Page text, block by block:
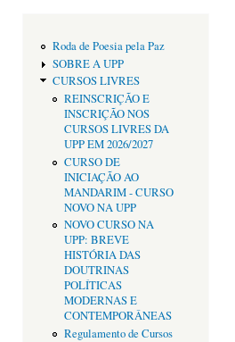
Roda de Poesia pela Paz
SOBRE A UPP
CURSOS LIVRES
REINSCRIÇÃO E
INSCRIÇÃO NOS
CURSOS LIVRES DA
UPP EM 2026/2027
CURSO DE
INICIAÇÃO AO
MANDARIM - CURSO
NOVO NA UPP
NOVO CURSO NA
UPP: BREVE
HISTÓRIA DAS
DOUTRINAS
POLÍTICAS
MODERNAS E
CONTEMPORÂNEAS
Regulamento de Cursos